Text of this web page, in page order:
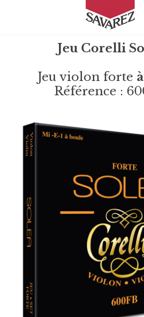
SAVAREZ
Jeu Corelli
Jeu violon forte
Référence :